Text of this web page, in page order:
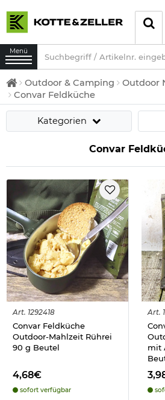
Menü
Outdoor & Camping
Outdoor
Convar Feldküche
Kategorien
Convar
Art. 1292418
Convar Feldküche
Outdoor-Mahlzeit Rührei
90 g Beutel
4,68€
sofort verfügbar
Art.
mit